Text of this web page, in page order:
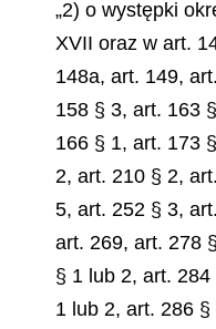
„2) o występki
XVII oraz w art.
148a, art. 149,
158 § 3, art. 163
166 § 1, art. 173
2, art. 210 § 2,
5, art. 252 § 3,
art. 269, art. 278
§ 1 lub 2, art.
1 lub 2, art. 286